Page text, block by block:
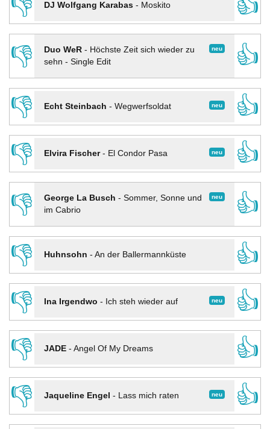
👎 DJ Wolfgang Karabas- Moskito
👍
👎
neu
Duo WeR- Höchste Zeit sich wieder zu
sehn - Single Edit
👍
👎
neu
Echt Steinbach - Wegwerfsoldat
👍
👎
neu
Elvira Fischer- El Condor Pasa
👍
👎
neu
George La Busch - Sommer, Sonne und
im Cabrio
👍
👎
Huhnsohn - An der Ballermannküste
👍
👎
neu
Ina Irgendwo - Ich steh wieder auf
👍
👎
JADE- Angel Of My Dreams
👍
👎
neu
Jaqueline Engel - Lass mich raten
👍